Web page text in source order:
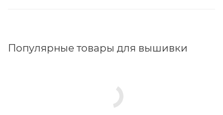
Популярные товары для вышивки